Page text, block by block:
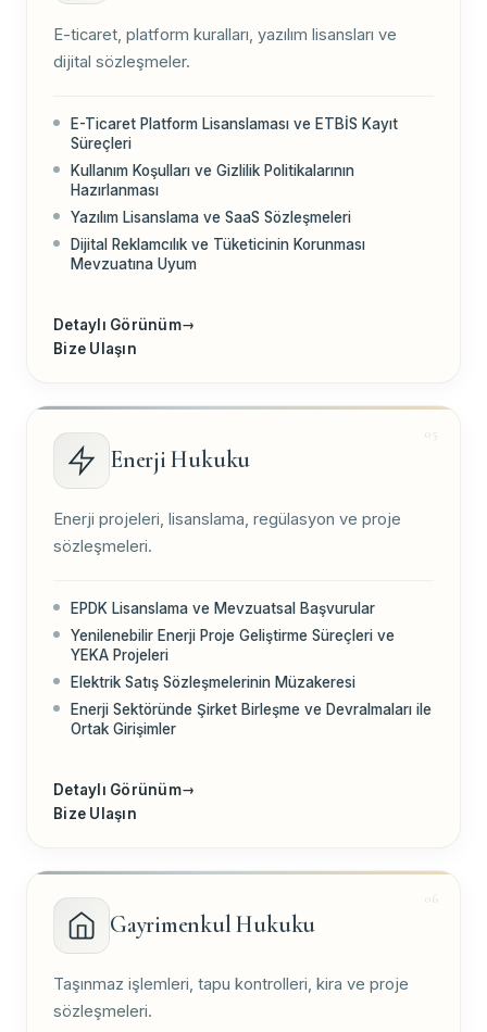
E-ticaret, platform kuralları, yazılım lisansları ve
dijital sözleşmeler.
E-Ticaret Platform Lisanslaması ve ETBİS Kayıt
Süreçleri
Kullanım Koşulları ve Gizlilik Politikalarının
Hazırlanması
Yazılım Lisanslama ve SaaS Sözleşmeleri
Dijital Reklamcılık ve Tüketicinin Korunması
Mevzuatına Uyum
Detaylı Görünüm→
Bize Ulaşın
Enerji Hukuku
Enerji projeleri, lisanslama, regülasyon ve proje
sözleşmeleri.
EPDK Lisanslama ve Mevzuatsal Başvurular
Yenilenebilir Enerji Proje Geliştirme Süreçleri ve
YEKA Projeleri
Elektrik Satış Sözleşmelerinin Müzakeresi
Enerji Sektöründe Şirket Birleşme ve Devralmaları ile
Ortak Girişimler
Detaylı Görünüm→
Bize Ulaşın
Gayrimenkul Hukuku
Taşınmaz işlemleri, tapu kontrolleri, kira ve proje
sözleşmeleri.